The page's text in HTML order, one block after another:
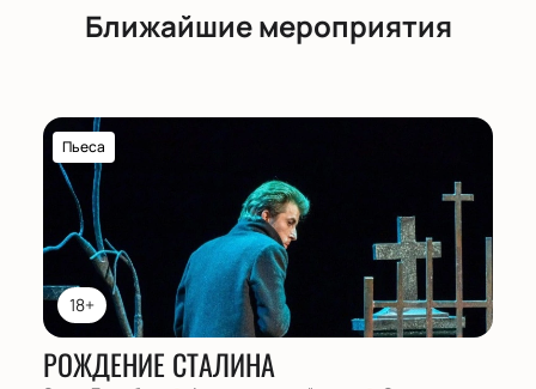
Ближайшие мероприятия
18+
Пьеса
РОЖДЕНИЕ СТАЛИНА